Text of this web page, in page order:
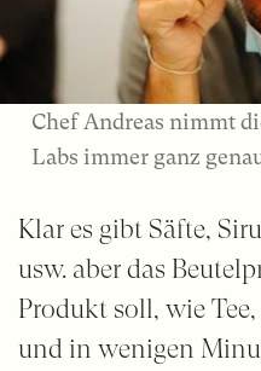
Chef Andreas nimmt
Labs immer ganz
Klar es gibt Säfte,
usw. aber das
Produkt soll, wie
und in wenigen